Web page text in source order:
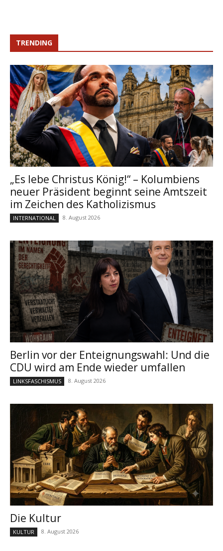
TRENDING
„Es lebe Christus König!“ – Kolumbiens
neuer Präsident beginnt seine Amtszeit
im Zeichen des Katholizismus
INTERNATIONAL 8. August 2026
Berlin vor der Enteignungswahl: Und die
CDU wird am Ende wieder umfallen
LINKSFASCHISMUS 8. August 2026
Die Kultur
KULTUR 8. August 2026